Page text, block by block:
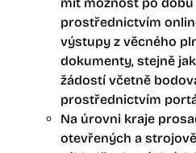
prostřednictvím
výstupy z věcného
dokumenty, stejně
žádostí včetně
prostřednictvím
Na úrovni kraje
otevřených a